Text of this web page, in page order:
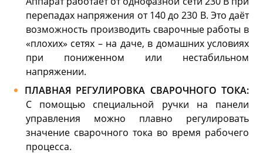
перепадах напряжения от 140 до 230 В. Это даёт
возможность производить сварочные работы в
«плохих» сетях – на даче, в домашних условиях
при пониженном или нестабильном
напряжении.
ПЛАВНАЯ РЕГУЛИРОВКА СВАРОЧНОГО ТОКА:
С помощью специальной ручки на панели
управления можно плавно регулировать
значение сварочного тока во время рабочего
процесса.